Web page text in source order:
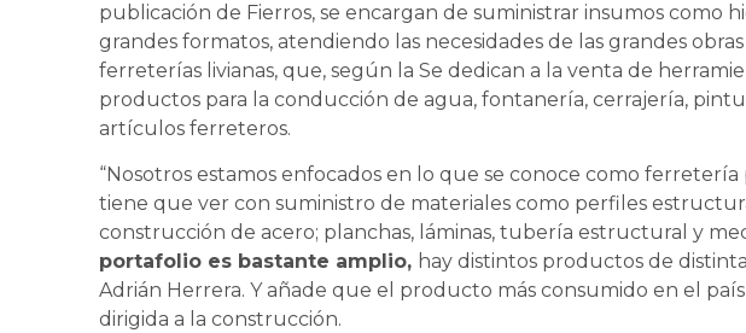
publicación de Fierros, se encargan de suministrar insumos como
grandes formatos, atendiendo las necesidades de las grandes
ferreterías livianas, que, según la Se dedican a la venta de
productos para la conducción de agua, fontanería, cerrajería,
artículos ferreteros.
“Nosotros estamos enfocados en lo que se conoce como
tiene que ver con suministro de materiales como perfiles
construcción de acero; planchas, láminas, tubería estructural y
portafolio es bastante amplio, hay distintos productos de
Adrián Herrera. Y añade que el producto más consumido en el
dirigida a la construcción.